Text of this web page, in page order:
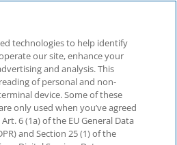
technologies to help identify
our site, enhance your
and analysis. This
of personal and non-
device. Some of these
only used when you’ve agreed
6 (1a) of the EU General Data
and Section 25 (1) of the